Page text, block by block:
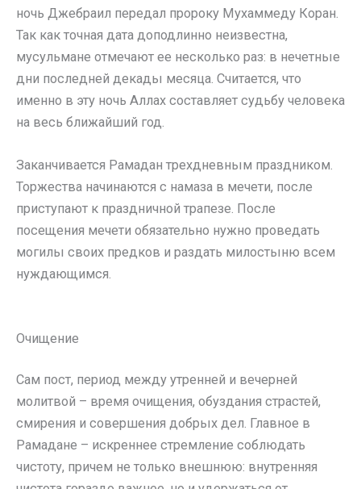
ночь Джебраил передал пророку Мухаммеду Коран.
Так как точная дата доподлинно неизвестна,
мусульмане отмечают ее несколько раз: в нечетные
дни последней декады месяца. Считается, что
именно в эту ночь Аллах составляет судьбу человека
на весь ближайший год.
Заканчивается Рамадан трехдневным праздником.
Торжества начинаются с намаза в мечети, после
приступают к праздничной трапезе. После
посещения мечети обязательно нужно проведать
могилы своих предков и раздать милостыню всем
нуждающимся.
Очищение
Сам пост, период между утренней и вечерней
молитвой – время очищения, обуздания страстей,
смирения и совершения добрых дел. Главное в
Рамадане – искреннее стремление соблюдать
чистоту, причем не только внешнюю: внутренняя